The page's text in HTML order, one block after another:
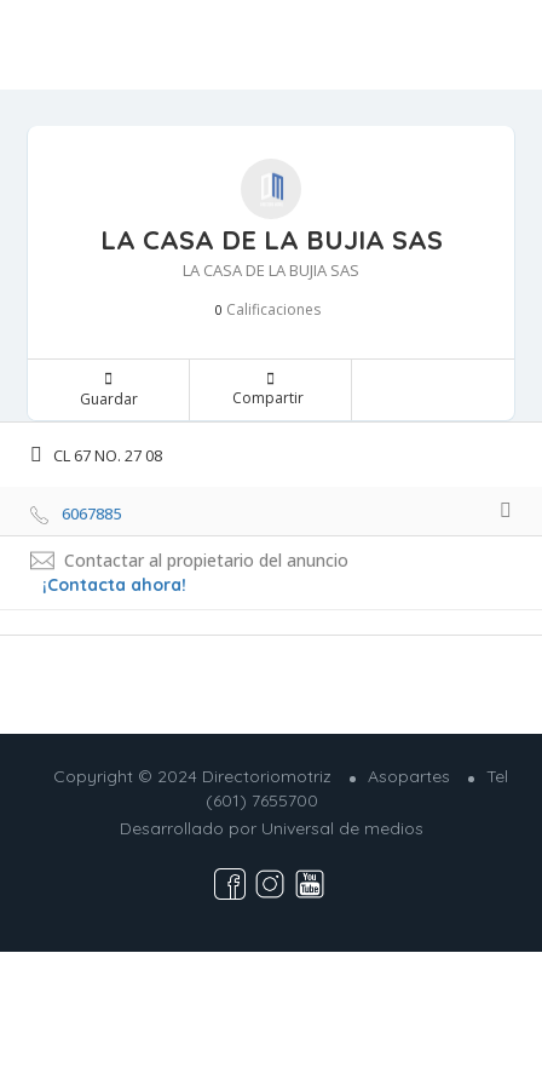
LA CASA DE LA BUJIA SAS
LA CASA DE LA BUJIA SAS
0 Calificaciones
Guardar Compartir
CL 67 NO. 27 08
6067885
Contactar al propietario del anuncio
¡Contacta ahora!
Copyright © 2024 Directoriomotriz Asopartes
Tel
(601) 7655700
Desarrollado por Universal de medios